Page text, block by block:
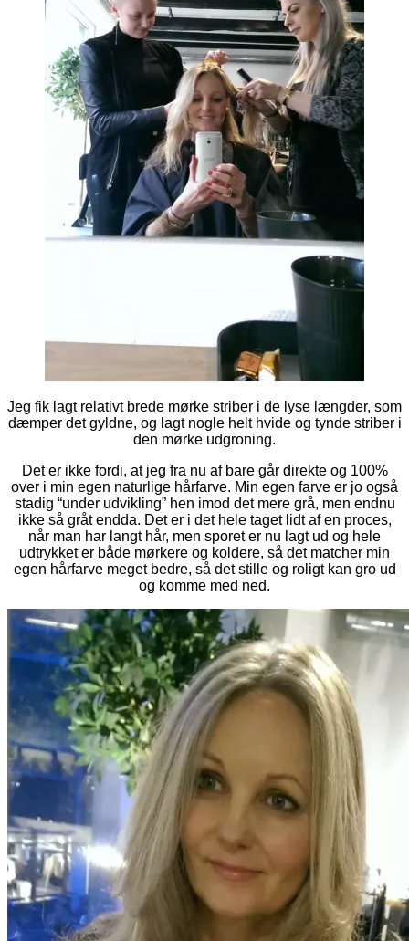
Jeg fik lagt relativt brede mørke striber i de lyse længder, som
dæmper det gyldne, og lagt nogle helt hvide og tynde striber i
den mørke udgroning.
Det er ikke fordi, at jeg fra nu af bare går direkte og 100%
over i min egen naturlige hårfarve. Min egen farve er jo også
stadig “under udvikling” hen imod det mere grå, men endnu
ikke så gråt endda. Det er i det hele taget lidt af en proces,
når man har langt hår, men sporet er nu lagt ud og hele
udtrykket er både mørkere og koldere, så det matcher min
egen hårfarve meget bedre, så det stille og roligt kan gro ud
og komme med ned.